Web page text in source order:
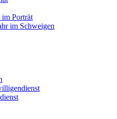
Porträt
im Schweigen